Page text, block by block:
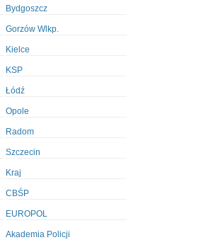
Bydgoszcz
Gorzów Wlkp.
Kielce
KSP
Łódź
Opole
Radom
Szczecin
Kraj
CBŚP
EUROPOL
Akademia Policji